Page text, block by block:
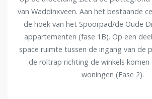
van Waddinxveen. Aan het bestaande
de hoek van het Spoorpad/de Oude
appartementen (fase 1B). Op een
space ruimte tussen de ingang van de
de roltrap richting de winkels komen
woningen (Fase 2).